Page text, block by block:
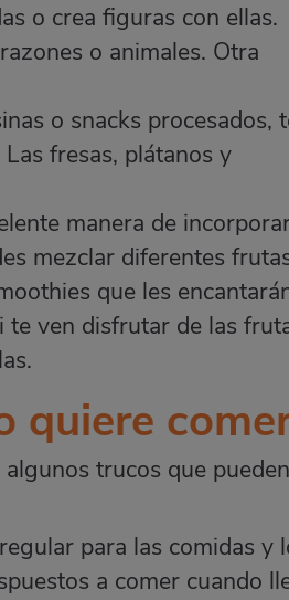
o crea figuras con ellas.
o animales. Otra
o snacks procesados,
fresas, plátanos y
manera de
mezclar diferentes
que les
te ven disfrutar de las
quiere
trucos que pueden
para las comidas y
a comer cuando